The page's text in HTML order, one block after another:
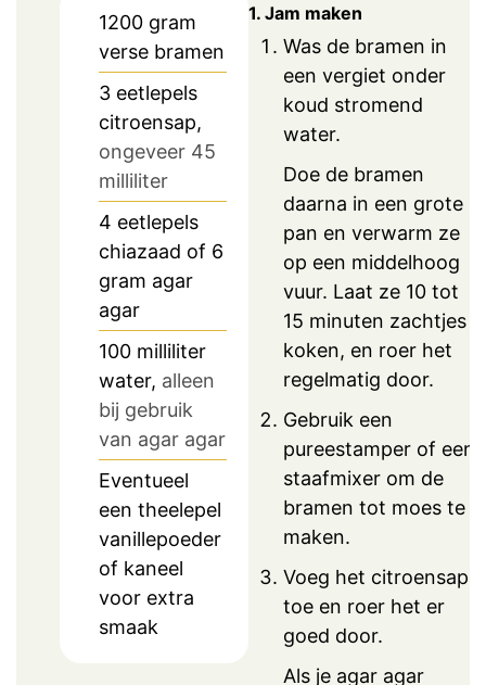
1200 gram
verse bramen
3 eetlepels
citroensap,
ongeveer 45
milliliter
4 eetlepels
chiazaad of 6
gram agar
agar
100 milliliter
water, alleen
bij gebruik
van agar agar
Eventueel
een theelepel
vanillepoeder
of kaneel
voor extra
smaak
1. Jam maken
Was de bramen in
een vergiet onder
koud stromend
water.
Doe de bramen
daarna in een grote
pan en verwarm ze
op een middelhoog
vuur. Laat ze 10 tot
15 minuten zachtjes
koken, en roer het
regelmatig door.
Gebruik een
pureestamper of een
staafmixer om de
bramen tot moes te
maken.
Voeg het citroensap
toe en roer het er
goed door.
Als je agar agar